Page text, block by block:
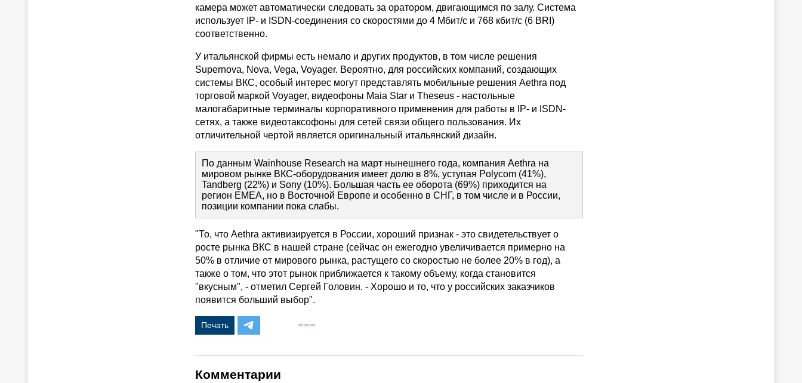
камера может автоматически следовать за оратором, двигающимся по залу. Система
использует IP- и ISDN-соединения со скоростями до 4 Мбит/с и 768 кбит/с (6 BRI)
соответственно.
У итальянской фирмы есть немало и других продуктов, в том числе решения
Supernova, Nova, Vega, Voyager. Вероятно, для российских компаний, создающих
системы ВКС, особый интерес могут представлять мобильные решения Aethra под
торговой маркой Voyager, видеофоны Maia Star и Theseus - настольные
малогабаритные терминалы корпоративного применения для работы в IP- и ISDN-
ceтях, а также видеотаксофоны для сетей связи общего пользования. Их
отличительной чертой является оригинальный итальянский дизайн.
По данным Wainhouse Research на март нынешнего года, компания Aethra на
мировом рынке ВКС-оборудования имеет долю в 8%, уступая Polycom (41%),
Tandberg (22%) и Sony (10%). Большая часть ее оборота (69%) приходится на
регион ЕМЕА, но в Восточной Европе и особенно в СНГ, в том числе и в России,
позиции компании пока слабы.
"То, что Aethra активизируется в России, хороший признак - это свидетельствует о
росте рынка ВКС в нашей стране (сейчас он ежегодно увеличивается примерно на
50% в отличие от мирового рынка, растущего со скоростью не более 20% в год), а
также о том, что этот рынок приближается к такому объему, когда становится
"вкусным", - отметил Сергей Головин. - Хорошо и то, что у российских заказчиков
появится больший выбор".
Печать
Комментарии